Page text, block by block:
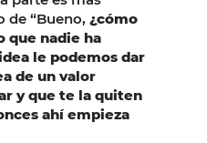
de “Bueno, ¿cómo
que nadie ha
le podemos dar
de un valor
y que te la quiten
ahí empieza